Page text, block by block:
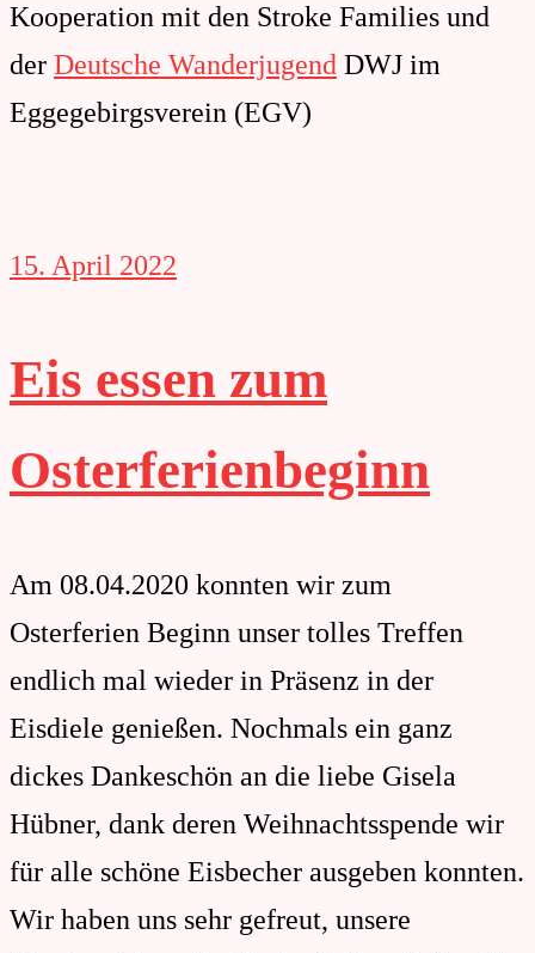
Kooperation mit den Stroke Families und
der Deutsche Wanderjugend DWJ im
Eggegebirgsverein (EGV)
15. April 2022
Eis essen zum
Osterferienbeginn
Am 08.04.2020 konnten wir zum
Osterferien Beginn unser tolles Treffen
endlich mal wieder in Präsenz in der
Eisdiele genießen. Nochmals ein ganz
dickes Dankeschön an die liebe Gisela
Hübner, dank deren Weihnachtsspende wir
für alle schöne Eisbecher ausgeben konnten.
Wir haben uns sehr gefreut, unsere